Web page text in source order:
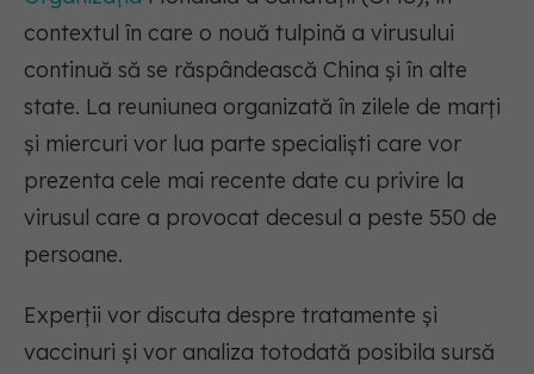
contextul în care o nouă tulpină a virusului
continuă să se răspândească China şi în alte
state. La reuniunea organizată în zilele de marţi
şi miercuri vor lua parte specialişti care vor
prezenta cele mai recente date cu privire la
virusul care a provocat decesul a peste 550 de
persoane.
Experţii vor discuta despre tratamente şi
vaccinuri şi vor analiza totodată posibila sursă